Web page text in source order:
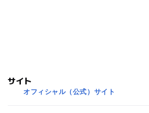
サイト
オフィシャル（公式）サイト